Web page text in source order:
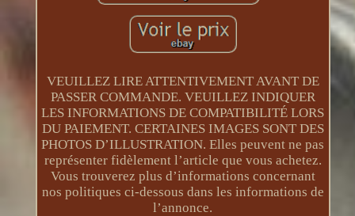
VEUILLEZ LIRE ATTENTIVEMENT AVANT DE
PASSER COMMANDE. VEUILLEZ INDIQUER
LES INFORMATIONS DE COMPATIBILITÉ LORS
DU PAIEMENT. CERTAINES IMAGES SONT DES
PHOTOS D’ILLUSTRATION. Elles peuvent ne pas
représenter fidèlement l’article que vous achetez.
Vous trouverez plus d’informations concernant
nos politiques ci-dessous dans les informations de
l’annonce.